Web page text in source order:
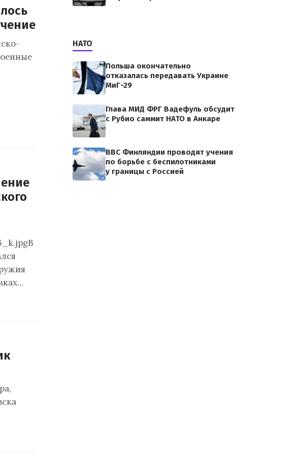
НАТО
Польша окончательно
отказалась передавать Украине
МиГ-29
Глава МИД ФРГ Вадефуль обсудит
с Рубио саммит НАТО в Анкаре
ВВС Финляндии проводят учения
по борьбе с беспилотниками
у границы с Россией